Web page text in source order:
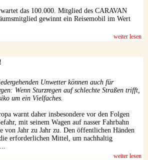
das 100.000. Mitglied des CARAVAN
gewinnt ein Reisemobil im Wert
weiter lesen
Unwetter können auch für
Wenn Sturzregen auf schlechte Straßen trifft,
um ein Vielfaches.
warnt daher insbesondere vor den Folgen
mit seinem Wagen auf nasser Fahrbahn
von Jahr zu Jahr zu. Den öffentlichen Händen
erforderlichen Mittel, um nachhaltig
weiter lesen